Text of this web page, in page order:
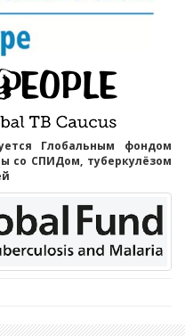
Глобальным фондом
со СПИДом, туберкулёзом